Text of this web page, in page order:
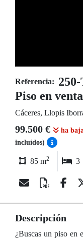
Referencia:
Piso en venta
Cáceres, Llopis
99.500 € ha
incluídos)
85 m2 3
Descripción
¿Buscas un piso en